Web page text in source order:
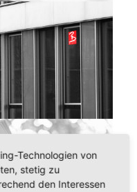
Technologien von
stetig zu
den Interessen